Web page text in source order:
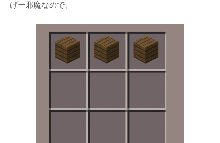
げー邪魔なので、